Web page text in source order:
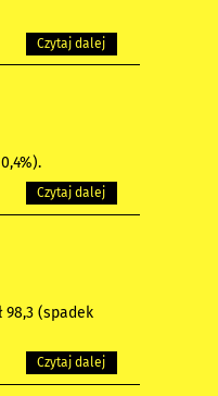
Czytaj dalej
Czytaj dalej
98,3 (spadek
Czytaj dalej